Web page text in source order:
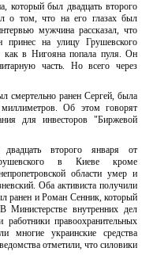
который был двадцать второго
о том, что на его глазах был
мужчина рассказал, что
принес на улицу Грушевского
как в Нигояна попала пуля. Он
часть. Но всего через
смертельно ранен Сергей, была
Об этом говорят
для инвесторов "Биржевой
второго января от
в Киеве кроме
области умер и
Оба активиста получили
ранен и Роман Сенник, который
Министерстве внутренних дел
правоохранительных
многие украинские средства
отметили, что силовики